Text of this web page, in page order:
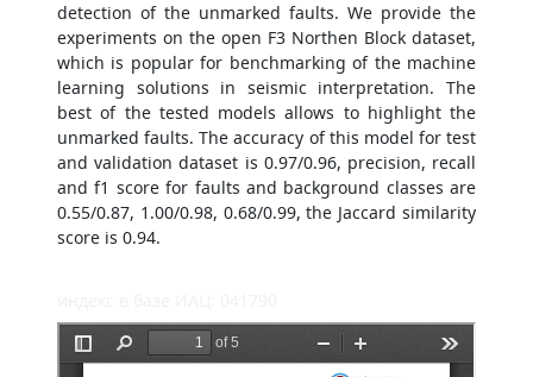
detection of the unmarked faults. We provide the
experiments on the open F3 Northen Block dataset,
which is popular for benchmarking of the machine
learning solutions in seismic interpretation. The
best of the tested models allows to highlight the
unmarked faults. The accuracy of this model for test
and validation dataset is 0.97/0.96, precision, recall
and f1 score for faults and background classes are
0.55/0.87, 1.00/0.98, 0.68/0.99, the Jaccard similarity
score is 0.94.